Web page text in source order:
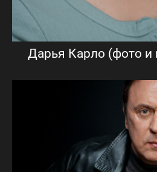
Дарья Карло (фото и